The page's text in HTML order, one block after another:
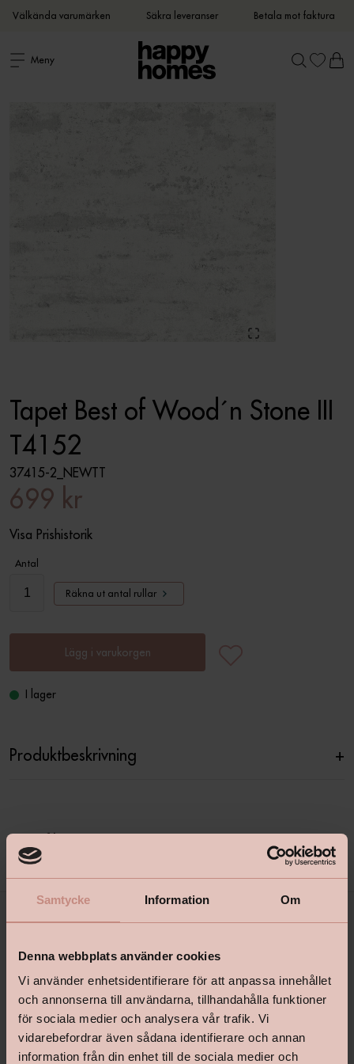
Samtycke Information Om
Denna webbplats använder cookies
Vi använder enhetsidentifierare för att anpassa innehållet
och annonserna till användarna, tillhandahålla funktioner
för sociala medier och analysera vår trafik. Vi
vidarebefordrar även sådana identifierare och annan
information från din enhet till de sociala medier och
Välkända varumärken Säkra leveranser Betala mot faktura
Meny
Tapet Best of Wood´n Stone III
T4152
37415-2_NEWTT
699 kr
Visa Prishistorik
Antal
Räkna ut antal rullar
Lägg i varukorgen
I lager
Produktbeskrivning +
Specifikationer +
shop@happyhomes.se